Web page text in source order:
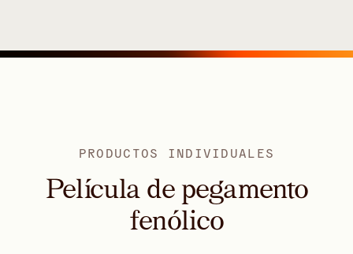
PRODUCTOS INDIVIDUALES
Película de pegamento
fenólico